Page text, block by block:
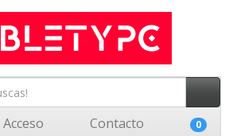
Acceso Contacto 0